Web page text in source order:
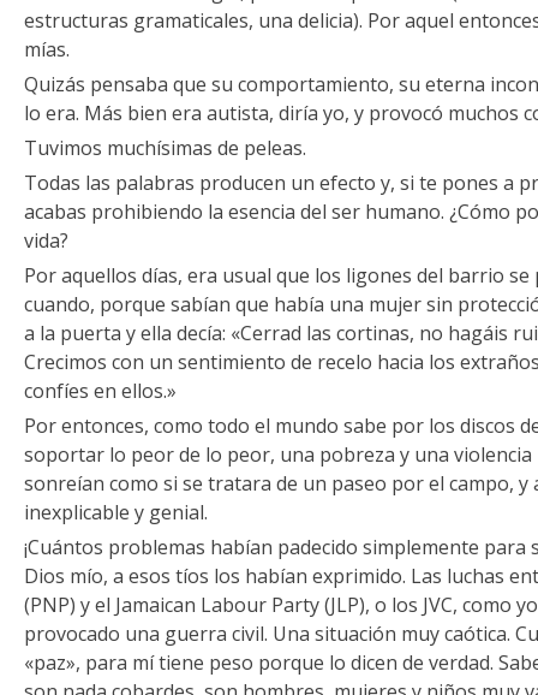
estructuras gramaticales, una delicia). Por aquel
mías.
Quizás pensaba que su comportamiento, su eterna
lo era. Más bien era autista, diría yo, y provocó muchos
Tuvimos muchísimas de peleas.
Todas las palabras producen un efecto y, si te pones a
acabas prohibiendo la esencia del ser humano. ¿Cómo
vida?
Por aquellos días, era usual que los ligones del barrio se
cuando, porque sabían que había una mujer sin
a la puerta y ella decía: «Cerrad las cortinas, no hagáis
Crecimos con un sentimiento de recelo hacia los
confíes en ellos.»
Por entonces, como todo el mundo sabe por los discos
soportar lo peor de lo peor, una pobreza y una
sonreían como si se tratara de un paseo por el campo, y
inexplicable y genial.
¡Cuántos problemas habían padecido simplemente para
Dios mío, a esos tíos los habían exprimido. Las luchas
(PNP) y el Jamaican Labour Party (JLP), o los JVC, como
provocado una guerra civil. Una situación muy caótica.
«paz», para mí tiene peso porque lo dicen de verdad.